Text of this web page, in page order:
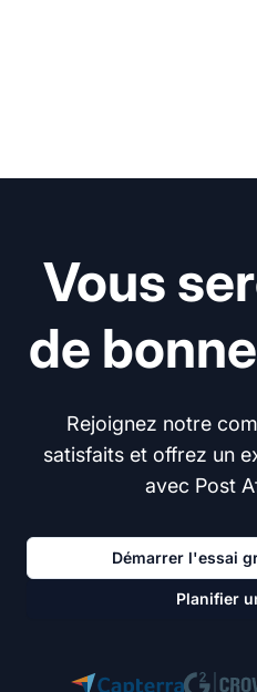
Vous
de
Rejoignez notre
satisfaits et offrez un
avec Post
Démarrer l'essai
Planifier